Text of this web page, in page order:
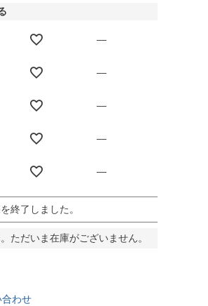
—
—
—
—
—
終了しました。
ただいま在庫がございません。
わせ